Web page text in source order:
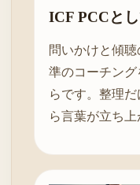
ICF PCCと
問いかけと傾
準のコーチン
らです。整理
ら言葉が立ち上